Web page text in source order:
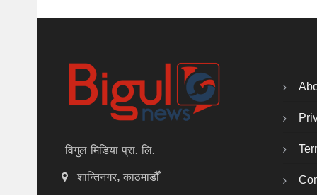
विगुल मिडिया प्रा. लि.
शान्तिनगर, काठमाडौँ